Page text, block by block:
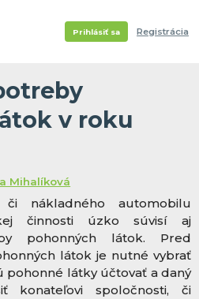
Prihlásiť sa Registrácia
v roku
Mihalíková
či nákladného automobilu
činnosti úzko súvisí aj
pohonných látok. Pred
látok je nutné vybrať
pohonné látky účtovať a daný
konateľovi spoločnosti, či